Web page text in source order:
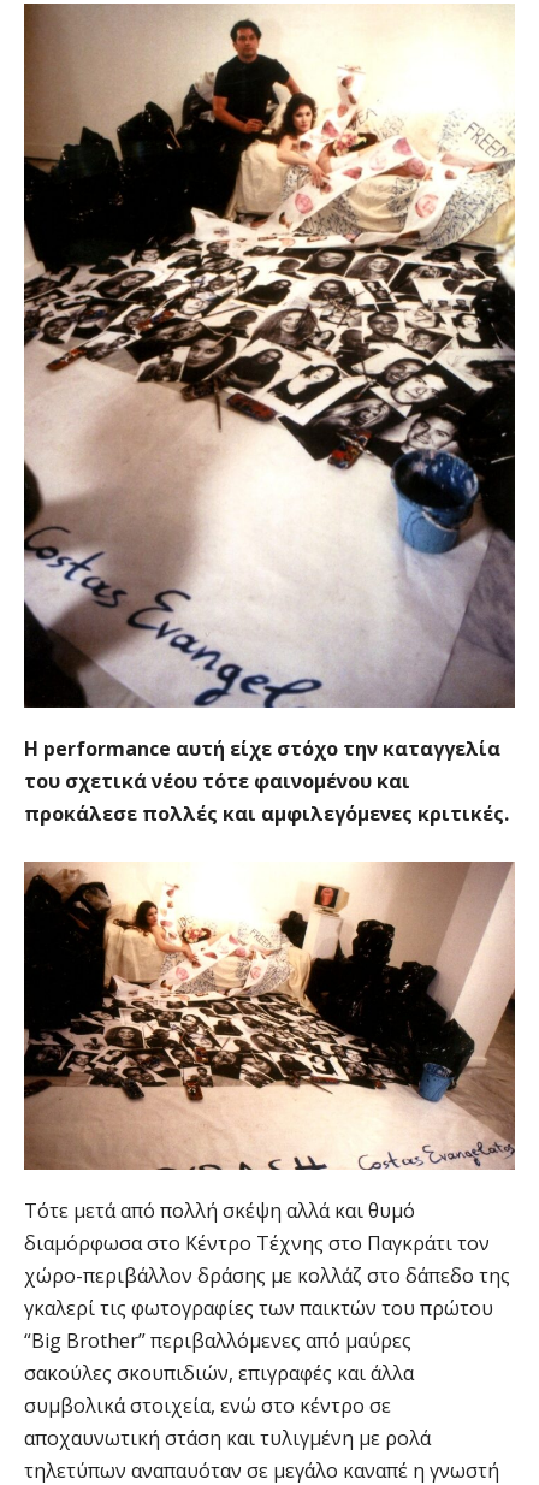
H performance αυτή είχε στόχο την καταγγελία
του σχετικά νέου τότε φαινομένου και
προκάλεσε πολλές και αμφιλεγόμενες κριτικές.
Τότε μετά από πολλή σκέψη αλλά και θυμό
διαμόρφωσα στο Κέντρο Τέχνης στο Παγκράτι τον
χώρο-περιβάλλον δράσης με κολλάζ στο δάπεδο της
γκαλερί τις φωτογραφίες των παικτών του πρώτου
“Big Brother” περιβαλλόμενες από μαύρες
σακούλες σκουπιδιών, επιγραφές και άλλα
συμβολικά στοιχεία, ενώ στο κέντρο σε
αποχαυνωτική στάση και τυλιγμένη με ρολά
τηλετύπων αναπαυόταν σε μεγάλο καναπέ η γνωστή